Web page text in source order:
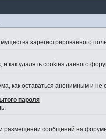
зарегистрированного
как удалять cookies данного
как оставаться анонимным и
пароля
размещении сообщений на